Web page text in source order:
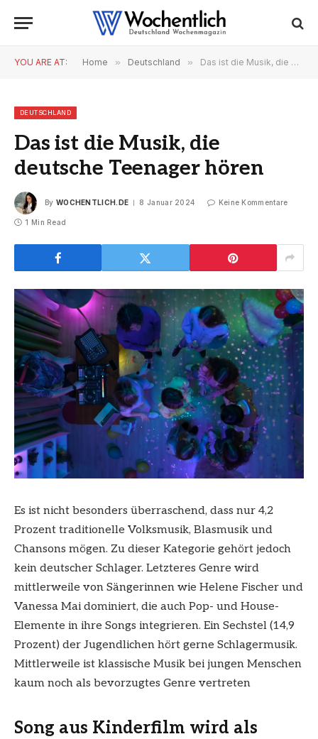
YOU ARE AT: Home » Deutschland » Das ist die Musik, die deutsche Teenager hören
DEUTSCHLAND
Das ist die Musik, die
deutsche Teenager hören
By WOCHENTLICH.DE 8 Januar 2024 Keine Kommentare
1 Min Read
Es ist nicht besonders überraschend, dass nur 4,2
Prozent traditionelle Volksmusik, Blasmusik und
Chansons mögen. Zu dieser Kategorie gehört jedoch
kein deutscher Schlager. Letzteres Genre wird
mittlerweile von Sängerinnen wie Helene Fischer und
Vanessa Mai dominiert, die auch Pop- und House-
Elemente in ihre Songs integrieren. Ein Sechstel (14,9
Prozent) der Jugendlichen hört gerne Schlagermusik.
Mittlerweile ist klassische Musik bei jungen Menschen
kaum noch als bevorzugtes Genre vertreten
Song aus Kinderfilm wird als